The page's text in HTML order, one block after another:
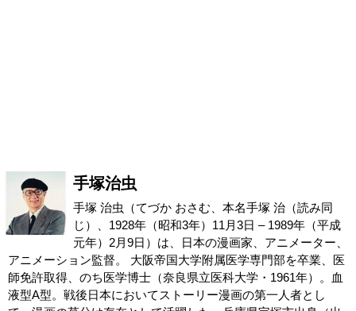
手塚治虫
手塚 治虫（てづか おさむ、本名手塚 治（読み同
じ）、1928年（昭和3年）11月3日 – 1989年（平成
元年）2月9日）は、日本の漫画家、アニメーター、
アニメーション監督。 大阪帝国大学附属医学専門部を卒業、医
師免許取得、のち医学博士（奈良県立医科大学・1961年）。血
液型A型。戦後日本においてストーリー漫画の第一人者とし